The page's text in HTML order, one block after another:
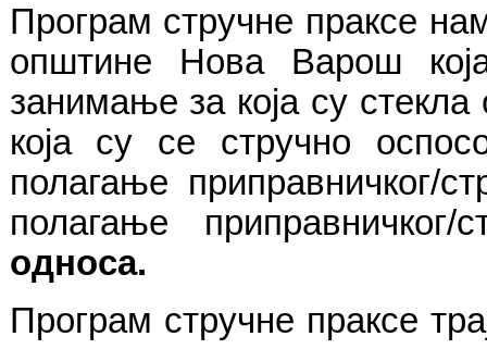
Програм стручне праксе
општине Нова Варош
занимање за која су
која су се стручно
полагање приправничког/
полагање
односа.
Програм стручне праксе